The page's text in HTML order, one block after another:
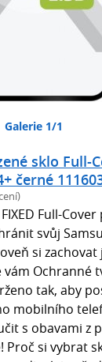
Galerie 1/1
sklo Full-
černé
Full-
svůj
si
Ochranné
tak, aby
mobilního
s obavami z
si vybrat